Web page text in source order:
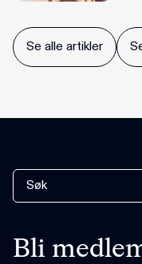
Se alle artikler
Bli